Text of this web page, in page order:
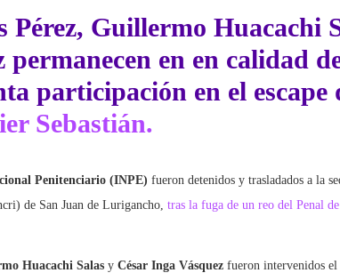
Pérez, Guillermo Huacachi
permanecen en en calidad
participación en el escape
Sebastián.
Penitenciario (INPE) fueron detenidos y trasladados a la
de San Juan de Lurigancho, tras la fuga de un reo del Penal
Huacachi Salas y César Inga Vásquez fueron intervenidos el